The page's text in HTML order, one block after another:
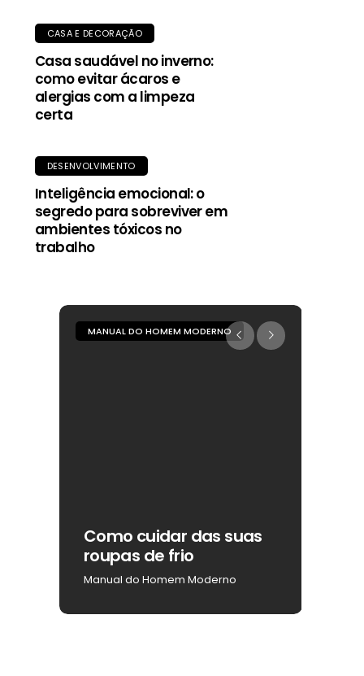
CASA E DECORAÇÃO
Casa saudável no inverno:
como evitar ácaros e
alergias com a limpeza
certa
DESENVOLVIMENTO
Inteligência emocional: o
segredo para sobreviver em
ambientes tóxicos no
trabalho
MANUAL DO HOMEM MODERNO
Como cuidar das suas
roupas de frio
Manual do Homem Moderno